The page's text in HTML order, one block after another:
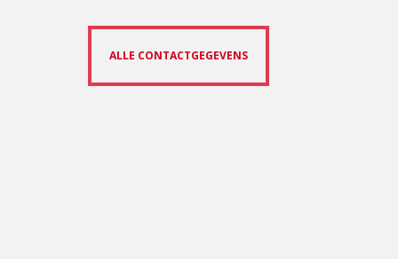
ALLE CONTACTGEGEVENS